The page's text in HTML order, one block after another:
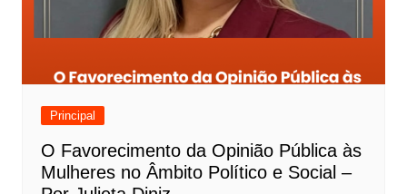
Principal
O Favorecimento da Opinião Pública às
Mulheres no Âmbito Político e Social –